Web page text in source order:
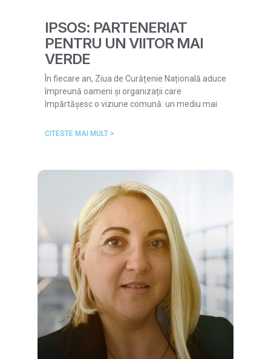
IPSOS: PARTENERIAT
PENTRU UN VIITOR MAI
VERDE
În fiecare an, Ziua de Curățenie Națională aduce
împreună oameni și organizații care
împărtășesc o viziune comună: un mediu mai
CITESTE MAI MULT >